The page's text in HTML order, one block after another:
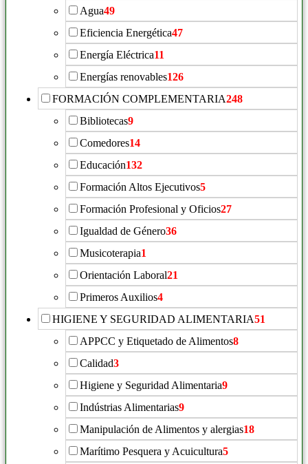
Agua49
Eficiencia Energética47
Energía Eléctrica11
Energías renovables126
FORMACIÓN COMPLEMENTARIA248
Bibliotecas9
Comedores14
Educación132
Formación Altos Ejecutivos5
Formación Profesional y Oficios27
Igualdad de Género36
Musicoterapia1
Orientación Laboral21
Primeros Auxilios4
HIGIENE Y SEGURIDAD ALIMENTARIA51
APPCC y Etiquetado de Alimentos8
Calidad3
Higiene y Seguridad Alimentaria9
Indústrias Alimentarias9
Manipulación de Alimentos y alergias18
Marítimo Pesquera y Acuicultura5